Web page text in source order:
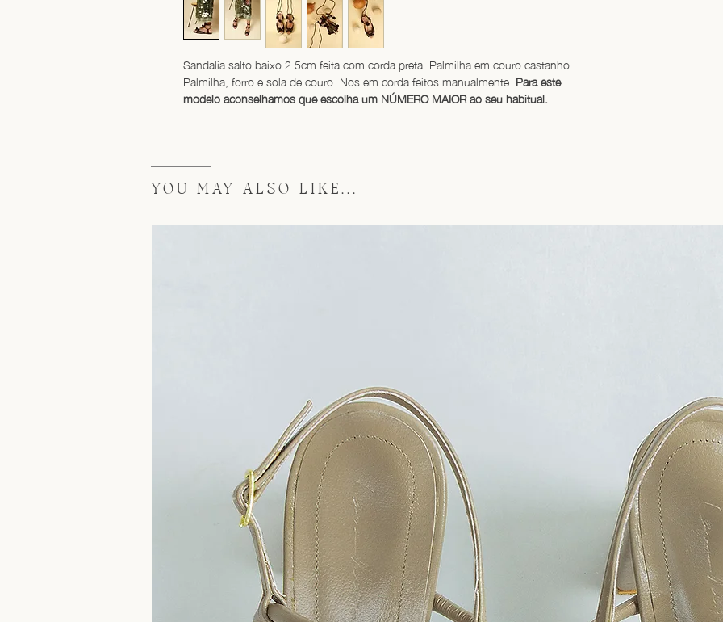
Sandalia salto baixo 2.5cm feita com corda preta. Palmilha em couro castanho.
Palmilha, forro e sola de couro. Nos em corda feitos manualmente. Para este
modelo aconselhamos que escolha um NÚMERO MAIOR ao seu habitual.
YOU MAY ALSO LIKE...